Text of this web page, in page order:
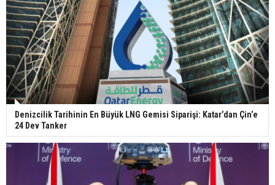
Denizcilik Tarihinin En Büyük LNG Gemisi Siparişi: Katar’dan Çin’e
24 Dev Tanker